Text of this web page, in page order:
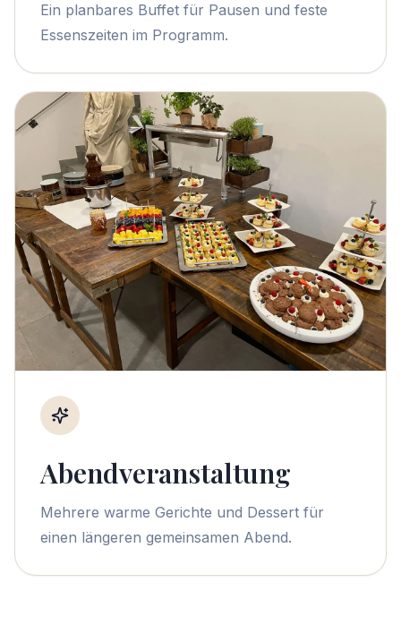
Ein planbares Buffet für Pausen und feste
Essenszeiten im Programm.
Abendveranstaltung
Mehrere warme Gerichte und Dessert für
einen längeren gemeinsamen Abend.